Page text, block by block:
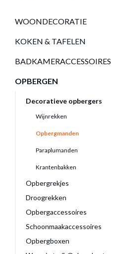
WOONDECORATIE
KOKEN & TAFELEN
BADKAMERACCESSOIRES
OPBERGEN
Decoratieve opbergers
Wijnrekken
Opbergmanden
Paraplumanden
Krantenbakken
Opbergrekjes
Droogrekken
Opbergaccessoires
Schoonmaakaccessoires
Opbergboxen